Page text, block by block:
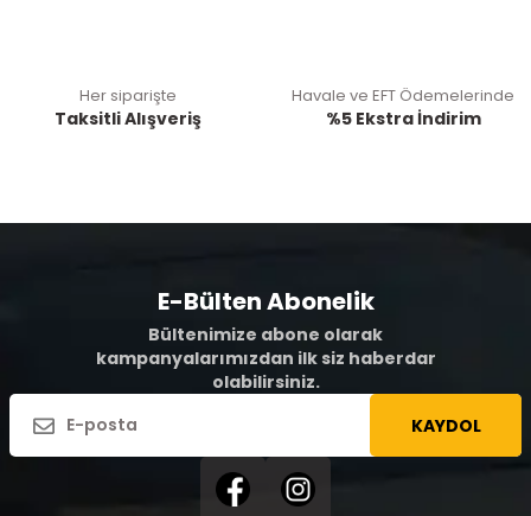
Her siparişte
Taksitli Alışveriş
Havale ve EFT Ödemelerinde
%5 Ekstra İndirim
E-Bülten Abonelik
Bültenimize abone olarak
kampanyalarımızdan ilk siz haberdar
olabilirsiniz.
KAYDOL